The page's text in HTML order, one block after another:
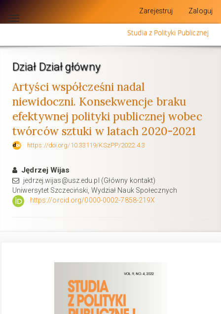
skok
do
główna
Główna
treść
Pasek
boczny
Toggle
Zarejestruj Zaloguj
Studia z Polityki Publicznej
Dział Dział główny
Artyści współcześni nadal
niewidoczni. Konsekwencje braku
efektywnej polityki publicznej wobec
twórców sztuki w latach 2020-2021
https://doi.org/10.33119/KSzPP/2022.4.3
Jędrzej Wijas
jedrzej.wijas@usz.edu.pl (Główny kontakt)
Uniwersytet Szczeciński, Wydział Nauk Społecznych
https://orcid.org/0000-0002-7858-219X